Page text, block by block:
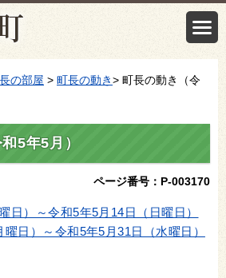
の部屋 > 町長の動き> 町長の動き（令
5年5月）
ページ番号：P-003170
日）～令和5年5月14日（日曜日）
日）～令和5年5月31日（水曜日）